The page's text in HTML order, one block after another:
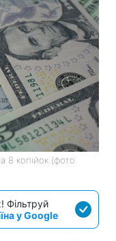
8 копійок (фото
Фільтруй
у Google